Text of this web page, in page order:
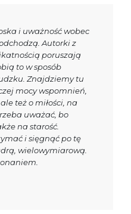
i uważność wobec
Autorki z
poruszają
to w sposób
Znajdziemy tu
mocy wspomnień,
też o miłości, na
uważać, bo
na starość.
i sięgnąć po tę
wielowymiarową.